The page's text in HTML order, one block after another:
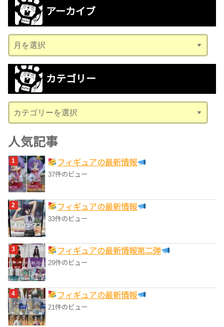
アーカイブ
ー
カ
ブ
カテゴリー
テ
ゴ
リ
ー
人気記事
フィギュアの最新情報
37件のビュー
フィギュアの最新情報
33件のビュー
フィギュアの最新情報第二弾
29件のビュー
フィギュアの最新情報
21件のビュー